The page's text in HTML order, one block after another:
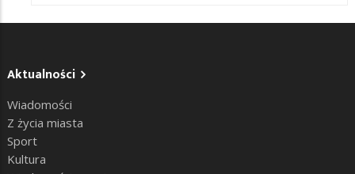
Aktualności
Wiadomości
Z życia miasta
Sport
Kultura